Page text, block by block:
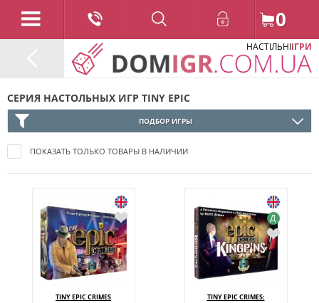
0
НАСТІЛЬНІІГРИ
СЕРИЯ НАСТОЛЬНЫХ ИГР TINY EPIC
ПОДБОР ИГРЫ
ПОКАЗАТЬ ТОЛЬКО ТОВАРЫ В НАЛИЧИИ
TINY EPIC CRIMES
Д
TINY EPIC CRIMES: